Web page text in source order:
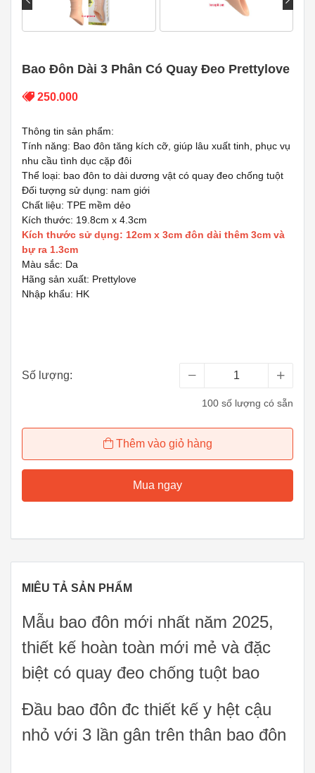
Bao Đôn Dài 3 Phân Có Quay Đeo Prettylove
250.000
Thông tin sản phẩm:
Tính năng: Bao đôn tăng kích cỡ, giúp lâu xuất tinh, phục vụ
nhu cầu tình dục cặp đôi
Thể loại: bao đôn to dài dương vật có quay đeo chống tuột
Đối tượng sử dụng: nam giới
Chất liệu: TPE mềm dẻo
Kích thước: 19.8cm x 4.3cm
Kích thước sử dụng: 12cm x 3cm đôn dài thêm 3cm và
bự ra 1.3cm
Màu sắc: Da
Hãng sản xuất: Prettylove
Nhập khẩu: HK
Số lượng:
100 số lượng có sẵn
Thêm vào giỏ hàng
Mua ngay
MIÊU TẢ SẢN PHẨM
Mẫu bao đôn mới nhất năm 2025,
thiết kế hoàn toàn mới mẻ và đặc
biệt có quay đeo chống tuột bao
Đầu bao đôn đc thiết kế y hệt cậu
nhỏ với 3 lần gân trên thân bao đôn